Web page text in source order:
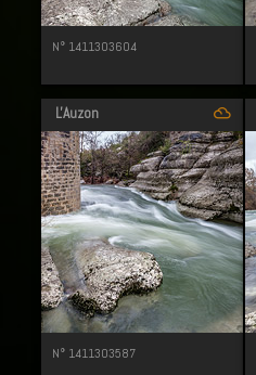
N° 1411303604
filter_drama
L'Auzon
N° 1411303587